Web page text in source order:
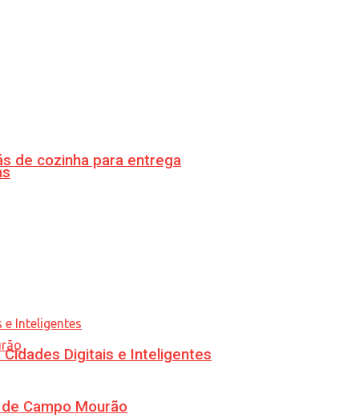
de cozinha para entrega
Campo Mourão
Digitais e Inteligentes